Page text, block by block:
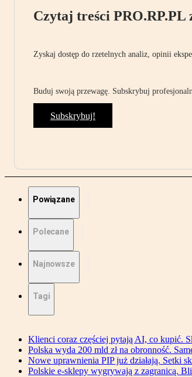
Czytaj treści PRO.RP.PL
Zyskaj dostęp do rzetelnych analiz, opinii
Buduj swoją przewagę. Subskrybuj
Subskrybuj!
Powiązane
Polecane
Najnowsze
Tagi
Klienci coraz częściej pytają AI, co kupić.
Polska wyda 200 mld zł na obronność.
Nowe uprawnienia PIP już działają. Setki
Polskie e-sklepy wygrywają z zagranicą.